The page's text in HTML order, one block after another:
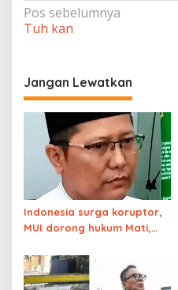
Navigasi
pos
Pos sebelumnya
Tuh kan
Jangan Lewatkan
Indonesia surga koruptor,
MUI dorong hukum Mati,